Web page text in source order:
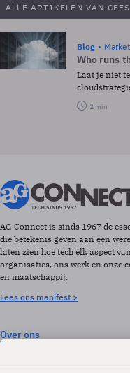
ALLE ARTIKELEN VAN
Blog
Who runs
Laat je niet
2 min
AG Connect is sinds 1967 de
die betekenis geven aan een
laten zien hoe tech elk aspect
organisaties, ons werk en onze
en maatschappij.
Lees ons manifest >
Over ons